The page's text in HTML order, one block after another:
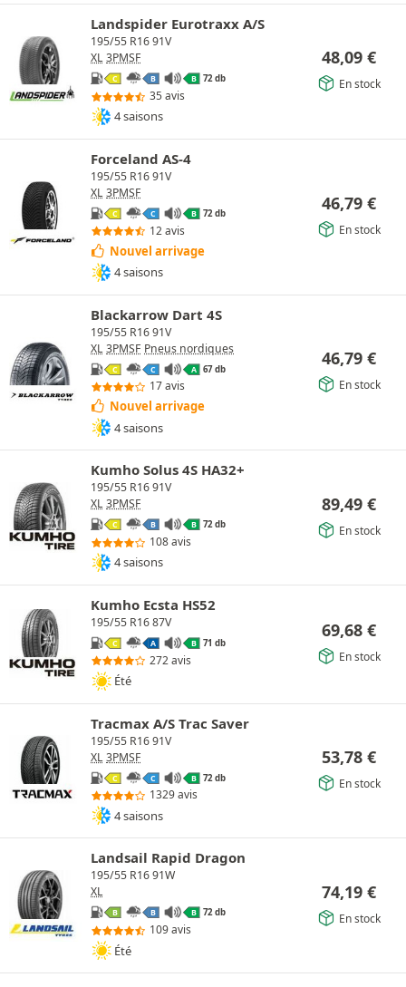
Landspider Eurotraxx A/S
195/55 R16 91V
XL 3PMSF
C B B 72 db
35 avis
4 saisons
48,09 €
En stock
Forceland AS-4
195/55 R16 91V
XL 3PMSF
C C B 72 db
12 avis
Nouvel arrivage
4 saisons
46,79 €
En stock
Blackarrow Dart 4S
195/55 R16 91V
XL 3PMSF Pneus nordiques
C C A 67 db
17 avis
Nouvel arrivage
4 saisons
46,79 €
En stock
Kumho Solus 4S HA32+
195/55 R16 91V
XL 3PMSF
C B B 72 db
108 avis
4 saisons
89,49 €
En stock
Kumho Ecsta HS52
195/55 R16 87V
C A B 71 db
272 avis
Été
69,68 €
En stock
Tracmax A/S Trac Saver
195/55 R16 91V
XL 3PMSF
C C B 72 db
1329 avis
4 saisons
53,78 €
En stock
Landsail Rapid Dragon
195/55 R16 91W
XL
B B B 72 db
109 avis
Été
74,19 €
En stock